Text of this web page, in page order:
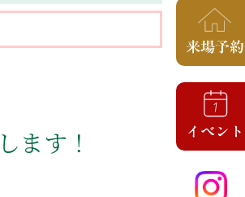
ます！